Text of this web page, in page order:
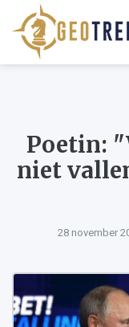
Poetin:
niet
28 november